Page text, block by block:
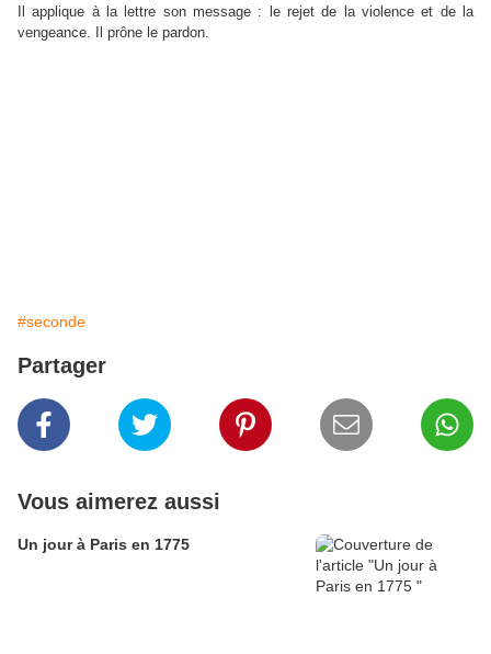
Il applique à la lettre son message : le rejet de la violence et de la
vengeance. Il prône le pardon.
#seconde
Partager
Vous aimerez aussi
Un jour à Paris en 1775